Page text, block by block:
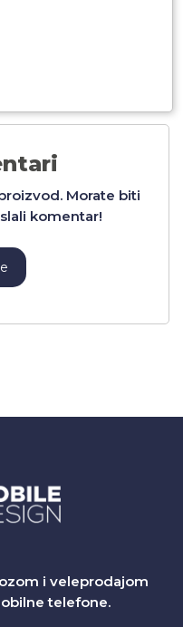
Morate biti
komentar!
i veleprodajom
telefone.